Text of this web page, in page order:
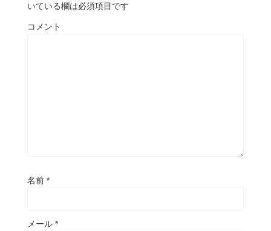
いている欄は必須項目です
コメント
名前 *
メール *